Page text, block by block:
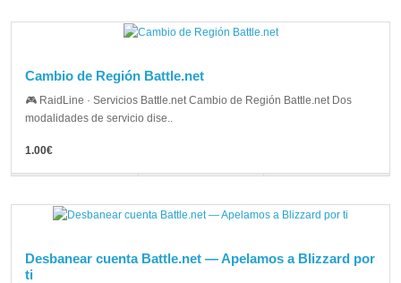
Cambio de Región Battle.net
🎮 RaidLine · Servicios Battle.net Cambio de Región Battle.net Dos
modalidades de servicio dise..
1.00€
Desbanear cuenta Battle.net — Apelamos a Blizzard por
ti